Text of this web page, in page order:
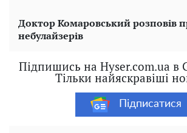
Доктор Комаровський розповів
небулайзерів
Підпишись на Hyser.com.ua в
Тільки найяскравіші
Підписатися